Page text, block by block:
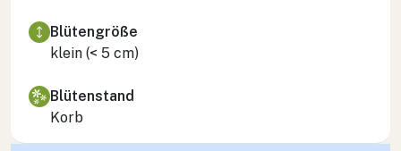
Blütengröße
klein (< 5 cm)
Blütenstand
Korb